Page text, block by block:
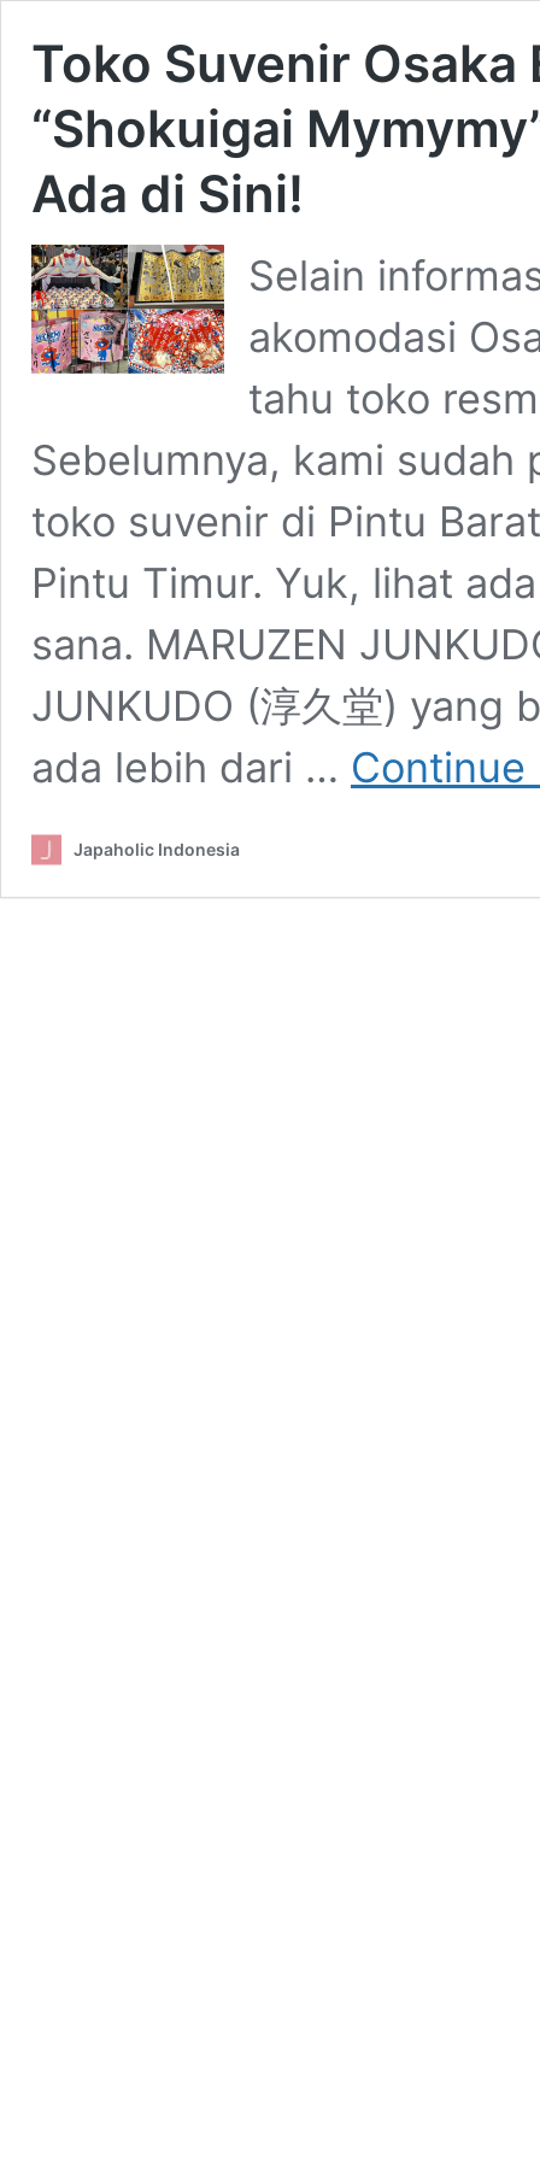
Toko Suvenir
“Shokuigai
Ada di Sini!
Selain
akomodasi
tahu toko
Sebelumnya, kami sudah
toko suvenir di Pintu
Pintu Timur. Yuk, lihat
sana. MARUZEN
JUNKUDO (淳久堂) yang
ada lebih dari … Continue
Japaholic Indonesia